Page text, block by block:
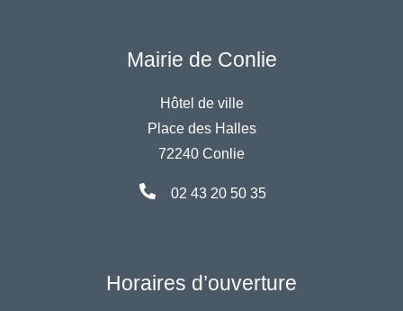
Mairie de Conlie
Hôtel de ville
Place des Halles
72240 Conlie
02 43 20 50 35
Horaires d’ouverture